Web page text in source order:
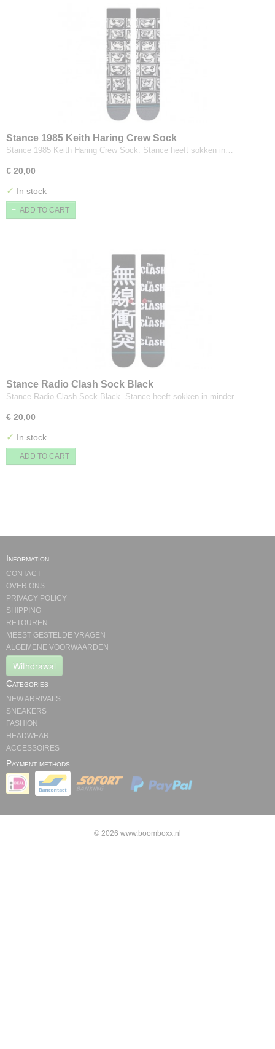
Stance 1985 Keith Haring Crew Sock
Stance 1985 Keith Haring Crew Sock. Stance heeft sokken in…
€ 20,00
✓ In stock
ADD TO CART
Stance Radio Clash Sock Black
Stance Radio Clash Sock Black. Stance heeft sokken in minder…
€ 20,00
✓ In stock
ADD TO CART
Information
CONTACT
OVER ONS
PRIVACY POLICY
SHIPPING
RETOUREN
MEEST GESTELDE VRAGEN
ALGEMENE VOORWAARDEN
Withdrawal
Categories
NEW ARRIVALS
SNEAKERS
FASHION
HEADWEAR
ACCESSOIRES
Payment methods
© 2026 www.boomboxx.nl